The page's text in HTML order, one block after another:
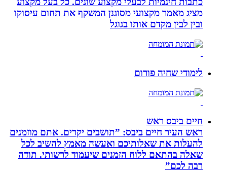
מציג מאמר מקצועי מסוגנן המשקף את תחום עיסוקו
ובין לבין מקדם אותו בגוגל
לימודי שחיה פורום
חיים ביבס ראש
ראש העיר חיים ביבס: ”תושבים יקרים. אתם מוזמנים
להעלות את שאלותיכם ואעשה מאמץ להשיב לכל
שאלה בהתאם ללוח הזמנים שיעמוד לרשותי. תודה
רבה לכם”